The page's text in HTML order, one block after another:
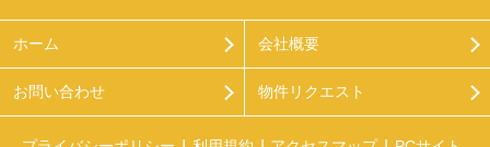
ホーム 会社概要
お問い合わせ 物件リクエスト